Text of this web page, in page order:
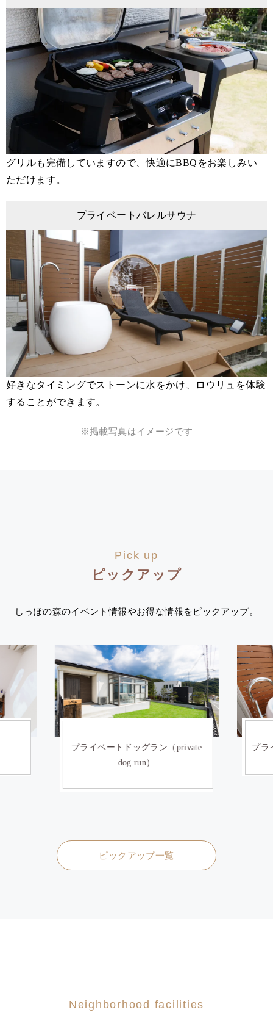
グリルも完備していますので、快適にBBQをお楽しみい
ただけます。
プライベートバレルサウナ
好きなタイミングでストーンに水をかけ、ロウリュを体験
することができます。
※掲載写真はイメージです
Pick up
ピックアップ
しっぽの森のイベント情報やお得な情報をピックアップ。
プライベートドッグラン（private
dog run）
プラ
ピックアップ一覧
Neighborhood facilities